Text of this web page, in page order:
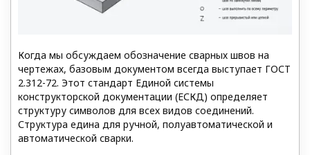
Когда мы обсуждаем обозначение сварных швов на
чертежах, базовым документом всегда выступает ГОСТ
2.312-72. Этот стандарт Единой системы
конструкторской документации (ЕСКД) определяет
структуру символов для всех видов соединений.
Структура едина для ручной, полуавтоматической и
автоматической сварки.